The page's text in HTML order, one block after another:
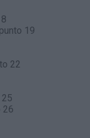
19
22
26